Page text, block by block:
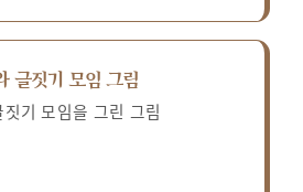
글짓기 모임 그림
기 모임을 그린 그림